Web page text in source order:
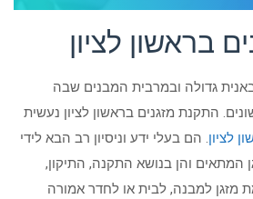
בראשון לציון
גדולה ובמרבית המבנים שבה
התקנת מזגנים בראשון לציון נעשית
לציון. הם בעלי ידע וניסיון רב הבא לידי
המתאים והן בנושא התקנה, התיקון,
מזגן למבנה, לבית או לחדר אמורה